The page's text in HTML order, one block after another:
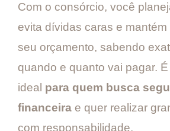
Com o consórcio, você
evita dívidas caras e
seu orçamento, sabendo
quando e quanto vai pagar.
ideal para quem busca
financeira e quer realizar
com responsabilidade.